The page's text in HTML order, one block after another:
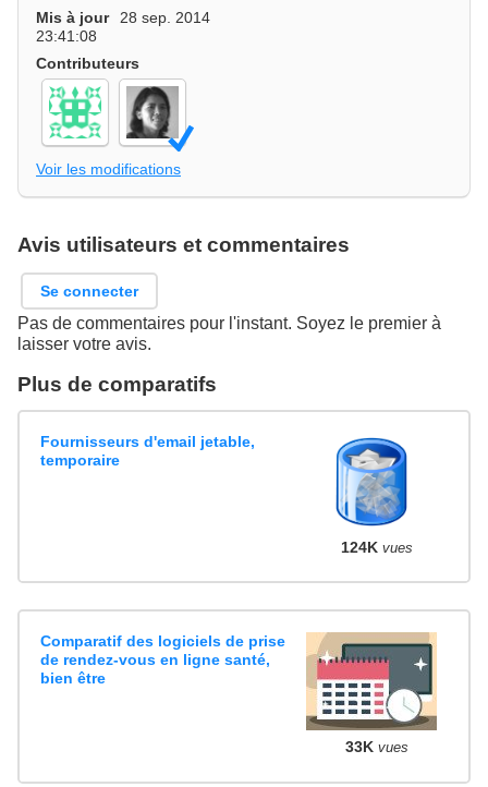
Mis à jour
28 sep. 2014
23:41:08
Contributeurs
Voir les modifications
Avis utilisateurs et commentaires
Se connecter
Pas de commentaires pour l'instant. Soyez le premier à
laisser votre avis.
Plus de comparatifs
Fournisseurs d'email jetable,
temporaire
124K vues
Comparatif des logiciels de prise
de rendez-vous en ligne santé,
bien être
33K vues